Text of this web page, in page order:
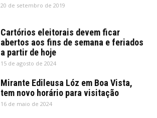
20 de setembro de 2019
Cartórios eleitorais devem ficar
abertos aos fins de semana e feriados
a partir de hoje
15 de agosto de 2024
Mirante Edileusa Lóz em Boa Vista,
tem novo horário para visitação
16 de maio de 2024